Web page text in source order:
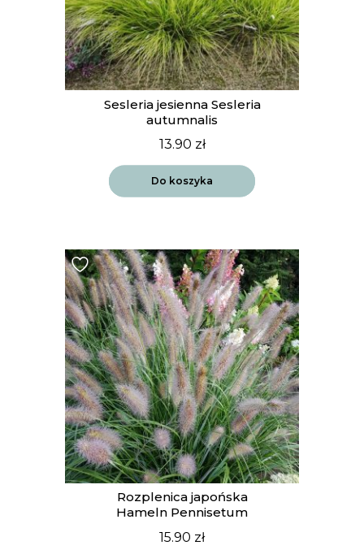
Sesleria jesienna Sesleria
autumnalis
13.90 zł
Do koszyka
Rozplenica japońska
Hameln Pennisetum
15.90 zł